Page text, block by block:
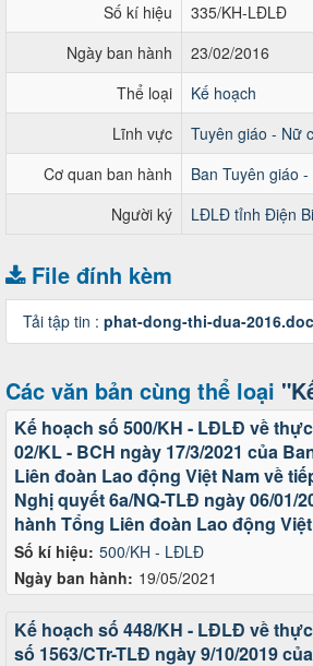
Số kí hiệu
335/KH-LĐLĐ
Ngày ban hành
23/02/2016
Thể loại
Kế hoạch
Lĩnh vực
Tuyên giáo - Nữ
Cơ quan ban hành
Ban Tuyên giáo
Người ký
LĐLĐ tỉnh Điện
File đính kèm
Tải tập tin : phat-dong-thi-dua-2016.doc
Các văn bản cùng thể loại
Số kí hiệu: 500/KH - LĐLĐ
Ngày ban hành: 19/05/2021
Kế hoạch số 500/KH - LĐLĐ về
02/KL - BCH ngày 17/3/2021 của
Liên đoàn Lao động Việt Nam về
Nghị quyết 6a/NQ-TLĐ ngày 06/01/
hành Tổng Liên đoàn Lao động
Kế hoạch số 448/KH - LĐLĐ về
số 1563/CTr-TLĐ ngày 9/10/2019